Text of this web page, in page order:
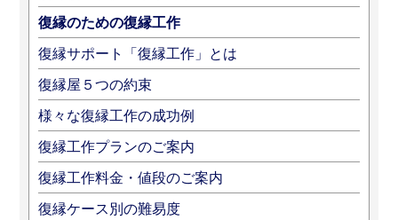
復縁のための復縁工作
復縁サポート「復縁工作」とは
復縁屋５つの約束
様々な復縁工作の成功例
復縁工作プランのご案内
復縁工作料金・値段のご案内
復縁ケース別の難易度